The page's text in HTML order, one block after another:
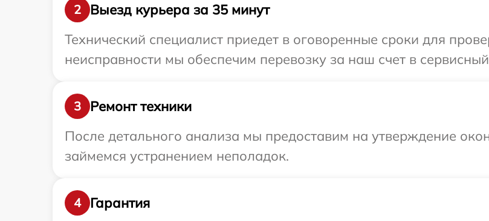
2
Выезд курьера за 35 минут
Технический специалист приедет в оговоренные сроки для
неисправности мы обеспечим перевозку за наш счет в
3
Ремонт техники
После детального анализа мы предоставим на утверждение
займемся устранением неполадок.
4
Гарантия